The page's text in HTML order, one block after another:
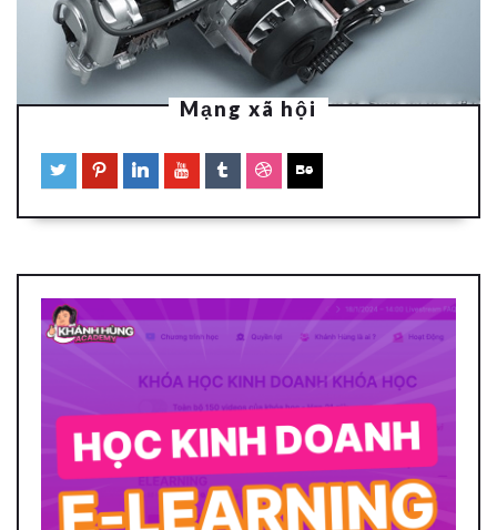
Mạng xã hội